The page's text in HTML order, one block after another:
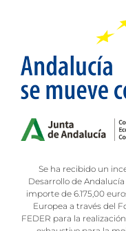
Se ha recibido un
Desarrollo de
importe de 6.175,00
Europea a través del
FEDER para la